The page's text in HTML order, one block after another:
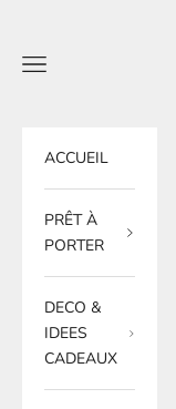
Menu
ACCUEIL
PRÊT À
PORTER
DECO &
IDEES
CADEAUX